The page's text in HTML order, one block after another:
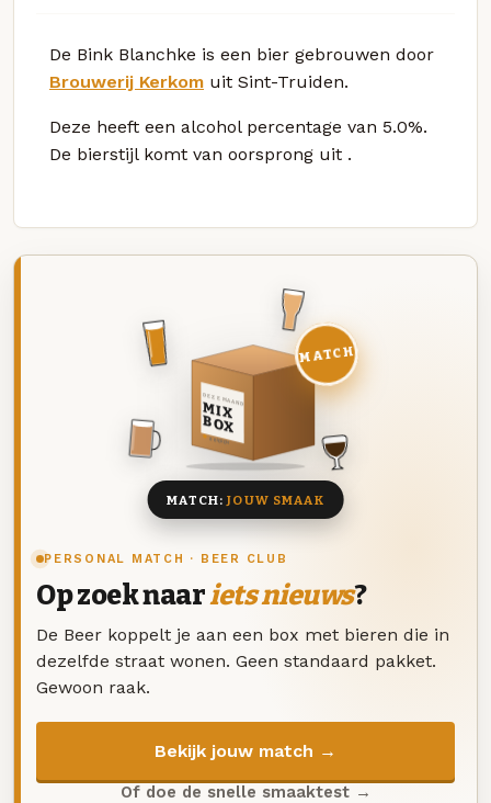
De Bink Blanchke is een bier gebrouwen door
Brouwerij Kerkom uit Sint-Truiden.
Deze heeft een alcohol percentage van 5.0%.
De bierstijl komt van oorsprong uit .
PERSONAL MATCH · BEER CLUB
Op zoek naariets nieuws?
De Beer koppelt je aan een box met bieren die in
dezelfde straat wonen. Geen standaard pakket.
Gewoon raak.
Bekijk jouw match →
Of doe de snelle smaaktest →
DEZE MAAND
MIX
BOX
8 BIEREN
MATCH
MATCH:JOUW SMAAK